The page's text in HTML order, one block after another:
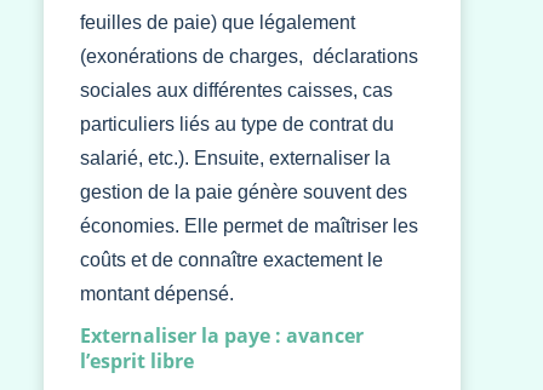
feuilles de paie) que légalement
(exonérations de charges, déclarations
sociales aux différentes caisses, cas
particuliers liés au type de contrat du
salarié, etc.). Ensuite, externaliser la
gestion de la paie génère souvent des
économies. Elle permet de maîtriser les
coûts et de connaître exactement le
montant dépensé.
Externaliser la paye : avancer
l’esprit libre